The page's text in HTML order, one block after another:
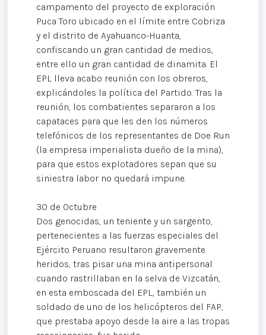
campamento del proyecto de exploración
Puca Toro ubicado en el límite entre Cobriza
y el distrito de Ayahuanco-Huanta,
confiscando un gran cantidad de medios,
entre ello un gran cantidad de dinamita. El
EPL lleva acabo reunión con los obreros,
explicándoles la política del Partido. Tras la
reunión, los combatientes separaron a los
capataces para que les den los números
telefónicos de los representantes de Doe Run
(la empresa imperialista dueño de la mina),
para que estos explotadores sepan que su
siniestra labor no quedará impune.
30 de Octubre
Dos genocidas, un teniente y un sargento,
pertenecientes a las fuerzas especiales del
Ejército Peruano resultaron gravemente
heridos, tras pisar una mina antipersonal
cuando rastrillaban en la selva de Vizcatán,
en esta emboscada del EPL, también un
soldado de uno de los helicópteros del FAP,
que prestaba apoyo desde la aire a las tropas